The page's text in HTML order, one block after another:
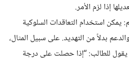
إذا لزم الأمر.
يمكن استخدام التعاقدات السلوكية
بدلاً من التهديد. على سبيل المثال،
يقول للطالب: “إذا حصلت على درجة